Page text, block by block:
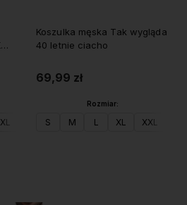
Koszulka męska Tak wygląda
40 letnie ciacho
69,99 zł
Rozmiar:
S M L XL XXL